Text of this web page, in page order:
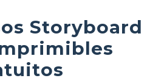
Storyboard